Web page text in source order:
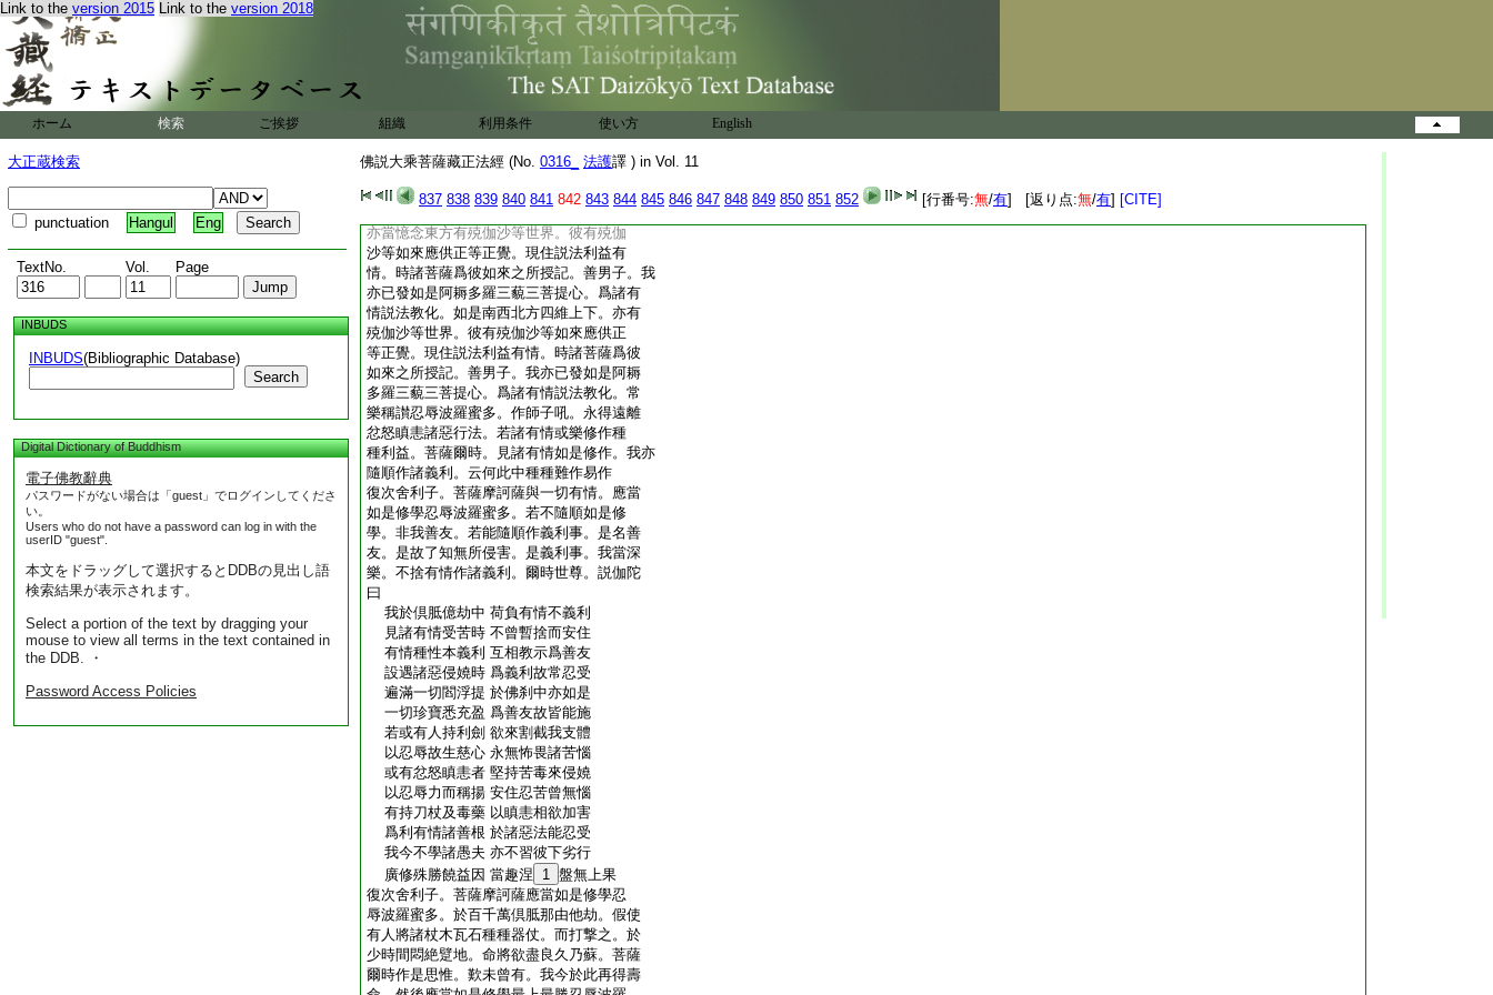
Link to the version 2015 Link to the version 2018
ホーム 検索 ご挨拶 組織 利用条件 使い方 English
大正蔵検索
punctuation Hangul Eng
TextNo. Vol. Page
INBUDS
INBUDS(Bibliographic Database)
Search
Digital Dictionary of Buddhism
電子佛教辭典
パスワードがない場合は「guest」でログインしてくださ
い。
Users who do not have a password can log in with the
userID "guest".
本文をドラッグして選択するとDDBの見出し語
検索結果が表示されます。
Select a portion of the text by dragging your
mouse to view all terms in the text contained in
the DDB. ・
Password Access Policies
佛説大乘菩薩藏正法經 (No. 0316_ 法護譯 ) in Vol. 11
837 838 839 840 841 842 843 844 845 846 847 848 849 850 851 852 [行番号:無/有] [返り点:無/有] [CITE]
與有情何善何惡。若不思念佛法僧寶。即被
忿怒瞋恚。惡行常相纒縛。菩薩作是思惟。若
起瞋恚即非正理。若能忍辱即是正理。菩薩
應當遠離一切瞋恚業行。當行忍辱波羅蜜多
時。應先思念佛法僧寶。是三寶力。能令一切
有情同行是行。舍利子。我已成就如是行相。
得成阿耨多羅三藐三菩提。爲諸有情轉妙
法輪。願諸如來攝受於我。善男子。當發阿耨
多羅三藐三菩提心時。爲諸有情轉妙法輪。
當獲諸佛勝無礙解無量知見。菩薩修是忍
亦當憶念東方有殑伽沙等世界。彼有殑伽
沙等如來應供正等正覺。現住説法利益有
情。時諸菩薩爲彼如來之所授記。善男子。我
亦已發如是阿耨多羅三藐三菩提心。爲諸有
情説法教化。如是南西北方四維上下。亦有
殑伽沙等世界。彼有殑伽沙等如來應供正
等正覺。現住説法利益有情。時諸菩薩爲彼
如來之所授記。善男子。我亦已發如是阿耨
多羅三藐三菩提心。爲諸有情説法教化。常
樂稱讃忍辱波羅蜜多。作師子吼。永得遠離
忿怒瞋恚諸惡行法。若諸有情或樂修作種
種利益。菩薩爾時。見諸有情如是修作。我亦
隨順作諸義利。云何此中種種難作易作
復次舍利子。菩薩摩訶薩與一切有情。應當
如是修學忍辱波羅蜜多。若不隨順如是修
學。非我善友。若能隨順作義利事。是名善
友。是故了知無所侵害。是義利事。我當深
樂。不捨有情作諸義利。爾時世尊。説伽陀
曰
我於倶胝億劫中 荷負有情不義利
見諸有情受苦時 不曾暫捨而安住
有情種性本義利 互相教示爲善友
設遇諸惡侵嬈時 爲義利故常忍受
遍滿一切閻浮提 於佛刹中亦如是
一切珍寶悉充盈 爲善友故皆能施
若或有人持利劍 欲來割截我支體
以忍辱故生慈心 永無怖畏諸苦惱
或有忿怒瞋恚者 堅持苦毒來侵嬈
以忍辱力而稱揚 安住忍苦曾無惱
有持刀杖及毒藥 以瞋恚相欲加害
爲利有情諸善根 於諸惡法能忍受
我今不學諸愚夫 亦不習彼下劣行
廣修殊勝饒益因 當趣涅
1 盤無上果
復次舍利子。菩薩摩訶薩應當如是修學忍
辱波羅蜜多。於百千萬倶胝那由他劫。假使
有人將諸杖木瓦石種種器仗。而打撃之。於
少時間悶絶躄地。命將欲盡良久乃蘇。菩薩
爾時作是思惟。歎未曾有。我今於此再得壽